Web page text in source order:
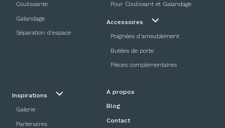
Coulissante
Galandage
Séparation d’espace
Pour Coulissant et Galandage
Accessoires
Poignées d'ameublement
Butées de porte
Pièces complémentaires
Inspirations
Galerie
Partenaires
A propos
Blog
Contact